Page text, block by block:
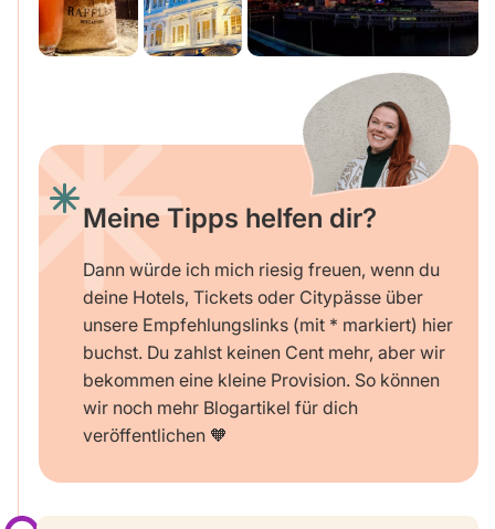
Meine Tipps helfen dir?
Dann würde ich mich riesig freuen, wenn du
deine Hotels, Tickets oder Citypässe über
unsere Empfehlungslinks (mit * markiert) hier
buchst. Du zahlst keinen Cent mehr, aber wir
bekommen eine kleine Provision. So können
wir noch mehr Blogartikel für dich
veröffentlichen 🧡